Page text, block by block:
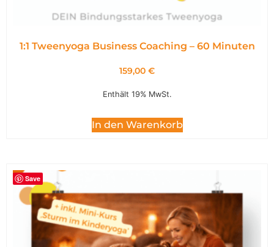
1:1 Tweenyoga Business Coaching – 60 Minuten
159,00 €
Enthält 19% MwSt.
In den Warenkorb
Save